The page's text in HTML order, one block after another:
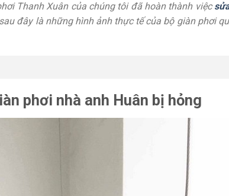
Thanh Xuân của chúng tôi đã hoàn thành việc
đây là những hình ảnh thực tế của bộ giàn phơi
phơi nhà anh Huân bị hỏng